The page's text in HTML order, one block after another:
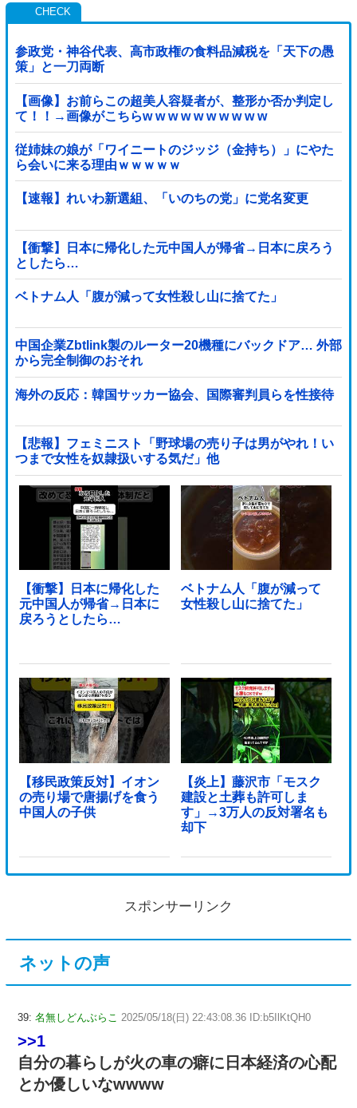
参政党・神谷代表、高市政権の食料品減税を「天下の愚
策」と一刀両断
【画像】お前らこの超美人容疑者が、整形か否か判定し
て！！→画像がこちらw w w w w w w w w w
従姉妹の娘が「ワイニートのジッジ（金持ち）」にやた
ら会いに来る理由ｗｗｗｗｗ
【速報】れいわ新選組、「いのちの党」に党名変更
【衝撃】日本に帰化した元中国人が帰省→日本に戻ろう
としたら…
ベトナム人「腹が減って女性殺し山に捨てた」
中国企業Zbtlink製のルーター20機種にバックドア… 外部
から完全制御のおそれ
海外の反応：韓国サッカー協会、国際審判員らを性接待
【悲報】フェミニスト「野球場の売り子は男がやれ！い
つまで女性を奴隷扱いする気だ」他
【衝撃】日本に帰化した
元中国人が帰省→日本に
戻ろうとしたら…
ベトナム人「腹が減って
女性殺し山に捨てた」
【移民政策反対】イオン
の売り場で唐揚げを食う
中国人の子供
【炎上】藤沢市「モスク
建設と土葬も許可しま
す」→3万人の反対署名も
却下
スポンサーリンク
ネットの声
39: 名無しどんぶらこ 2025/05/18(日) 22:43:08.36 ID:b5IlKtQH0
>>1
自分の暮らしが火の車の癖に日本経済の心配
とか優しいなwwww